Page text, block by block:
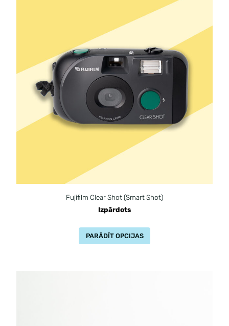
Fujifilm Clear Shot (Smart Shot)
Izpārdots
PARĀDĪT OPCIJAS